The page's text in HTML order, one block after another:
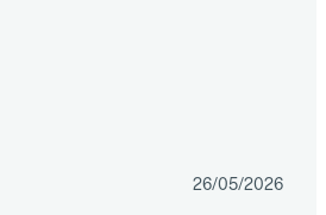
26/05/2026